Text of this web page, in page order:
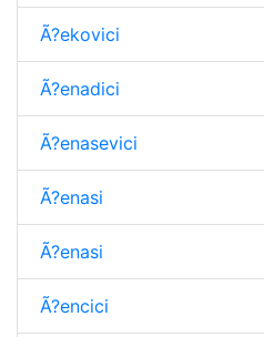
Ã?ekovici
Ã?enadici
Ã?enasevici
Ã?enasi
Ã?enasi
Ã?encici